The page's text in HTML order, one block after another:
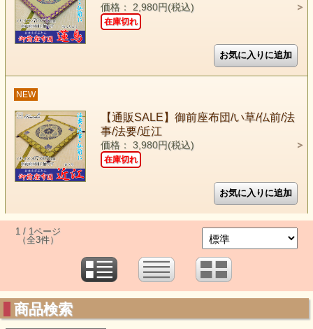
価格： 2,980円(税込)
在庫切れ
NEW
【通販SALE】御前座布団/い草/仏前/法
事/法要/近江
価格： 3,980円(税込)
在庫切れ
1 / 1ページ
（全3件）
商品検索